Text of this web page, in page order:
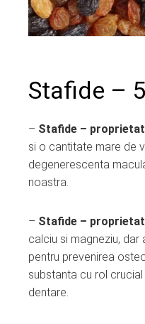
Stafide –
– Stafide –
si o cantitate mare de
degenerescenta
noastra.
– Stafide –
calciu si magneziu,
pentru prevenirea
substanta cu rol
dentare.